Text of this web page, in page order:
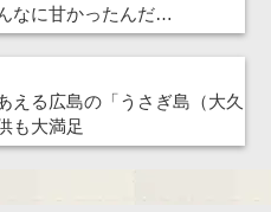
なに甘かったんだ…
える広島の「うさぎ島（大久
も大満足